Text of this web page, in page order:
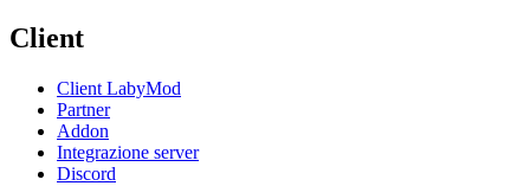
Client
Client LabyMod
Partner
Addon
Integrazione server
Discord